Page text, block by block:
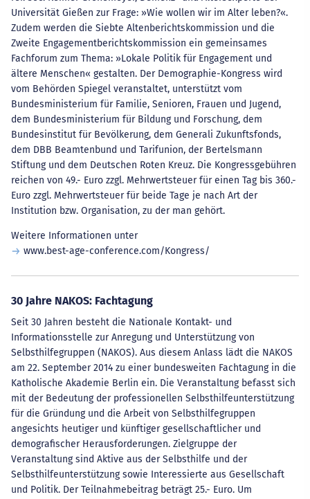
Universität Gießen zur Frage: »Wie wollen wir im Alter leben?«.
Zudem werden die Siebte Altenberichtskommission und die
Zweite Engagementberichtskommission ein gemeinsames
Fachforum zum Thema: »Lokale Politik für Engagement und
ältere Menschen« gestalten. Der Demographie-Kongress wird
vom Behörden Spiegel veranstaltet, unterstützt vom
Bundesministerium für Familie, Senioren, Frauen und Jugend,
dem Bundesministerium für Bildung und Forschung, dem
Bundesinstitut für Bevölkerung, dem Generali Zukunftsfonds,
dem DBB Beamtenbund und Tarifunion, der Bertelsmann
Stiftung und dem Deutschen Roten Kreuz. Die Kongressgebühren
reichen von 49.- Euro zzgl. Mehrwertsteuer für einen Tag bis 360.-
Euro zzgl. Mehrwertsteuer für beide Tage je nach Art der
Institution bzw. Organisation, zu der man gehört.
Weitere Informationen unter
www.best-age-conference.com/Kongress/
30 Jahre NAKOS: Fachtagung
Seit 30 Jahren besteht die Nationale Kontakt- und
Informationsstelle zur Anregung und Unterstützung von
Selbsthilfegruppen (NAKOS). Aus diesem Anlass lädt die NAKOS
am 22. September 2014 zu einer bundesweiten Fachtagung in die
Katholische Akademie Berlin ein. Die Veranstaltung befasst sich
mit der Bedeutung der professionellen Selbsthilfeunterstützung
für die Gründung und die Arbeit von Selbsthilfegruppen
angesichts heutiger und künftiger gesellschaftlicher und
demografischer Herausforderungen. Zielgruppe der
Veranstaltung sind Aktive aus der Selbsthilfe und der
Selbsthilfeunterstützung sowie Interessierte aus Gesellschaft
und Politik. Der Teilnahmebeitrag beträgt 25.- Euro. Um